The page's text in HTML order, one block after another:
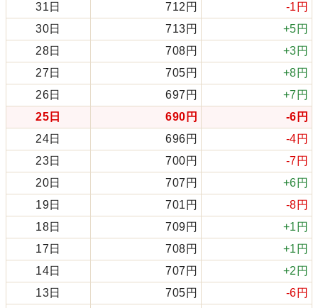
31日
712円
-1円
30日
713円
+5円
28日
708円
+3円
27日
705円
+8円
26日
697円
+7円
25日
690円
-6円
24日
696円
-4円
23日
700円
-7円
20日
707円
+6円
19日
701円
-8円
18日
709円
+1円
17日
708円
+1円
14日
707円
+2円
13日
705円
-6円